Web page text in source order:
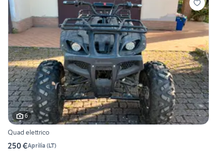
6
Quad elettrico
250 €Aprilia (LT)